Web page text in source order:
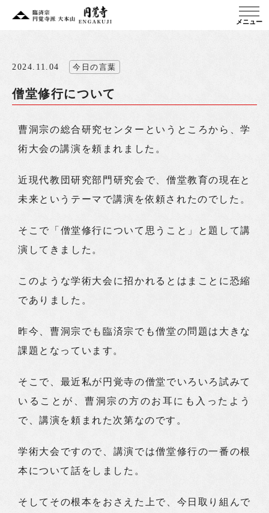
メニュー
2024.11.04 今日の言葉
僧堂修行について
曹洞宗の総合研究センターというところから、学
術大会の講演を頼まれました。
近現代教団研究部門研究会で、僧堂教育の現在と
未来というテーマで講演を依頼されたのでした。
そこで「僧堂修行について思うこと」と題して講
演してきました。
このような学術大会に招かれるとはまことに恐縮
でありました。
昨今、曹洞宗でも臨済宗でも僧堂の問題は大きな
課題となっています。
そこで、最近私が円覚寺の僧堂でいろいろ試みて
いることが、曹洞宗の方のお耳にも入ったよう
で、講演を頼まれた次第なのです。
学術大会ですので、講演では僧堂修行の一番の根
本について話をしました。
そしてその根本をおさえた上で、今日取り組んで